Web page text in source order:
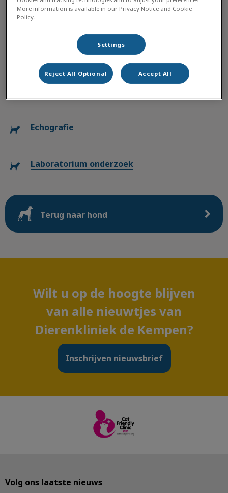
Dentale röntgen
Bloedanalyse
Echografie
Laboratorium onderzoek
Terug naar hond
Wilt u op de hoogte blijven
van alle nieuwtjes van
Dierenkliniek de Kempen?
Inschrijven nieuwsbrief
Volg ons laatste nieuws
More information is available in our Privacy Notice and Cookie
Policy.
Settings
Reject All Optional Accept All